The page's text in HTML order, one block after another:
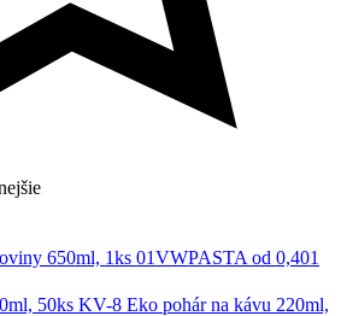
650ml, 1ks 01VWPASTA od 0,401
Eko pohár na kávu 220ml,